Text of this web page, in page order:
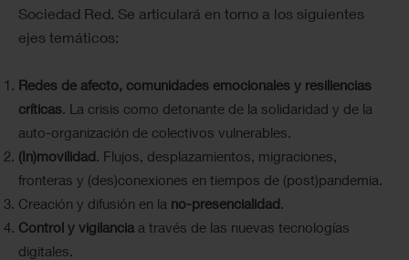
Sociedad Red. Se articulará en torno a los siguientes
ejes temáticos:
Redes de afecto, comunidades emocionales y resiliencias
críticas. La crisis como detonante de la solidaridad y de la
auto-organización de colectivos vulnerables.
(In)movilidad. Flujos, desplazamientos, migraciones,
fronteras y (des)conexiones en tiempos de (post)pandemia.
Creación y difusión en la no-presencialidad.
Control y vigilancia a través de las nuevas tecnologías
digitales.